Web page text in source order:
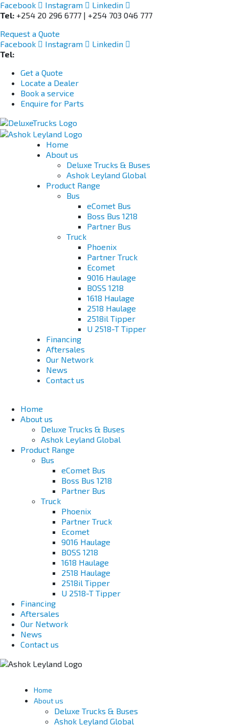
Facebook Instagram
Linkedin
Tel: +254 20 296 6777 | +254 703 046 777
Request a Quote
Facebook
Instagram
Linkedin
Tel:
Get a Quote
Locate a Dealer
Book a service
Enquire for Parts
Home
About us
Deluxe Trucks & Buses
Ashok Leyland Global
Product Range
Bus
eComet Bus
Boss Bus 1218
Partner Bus
Truck
Phoenix
Partner Truck
Ecomet
9016 Haulage
BOSS 1218
1618 Haulage
2518 Haulage
2518il Tipper
U 2518-T Tipper
Financing
Aftersales
Our Network
News
Contact us
Home
About us
Deluxe Trucks & Buses
Ashok Leyland Global
Product Range
Bus
eComet Bus
Boss Bus 1218
Partner Bus
Truck
Phoenix
Partner Truck
Ecomet
9016 Haulage
BOSS 1218
1618 Haulage
2518 Haulage
2518il Tipper
U 2518-T Tipper
Financing
Aftersales
Our Network
News
Contact us
Home
About us
Deluxe Trucks & Buses
Ashok Leyland Global